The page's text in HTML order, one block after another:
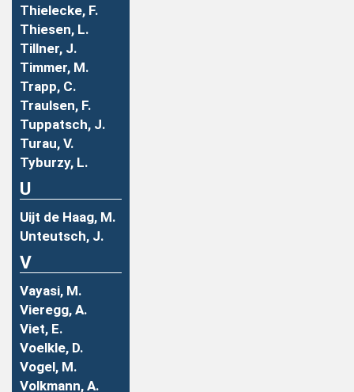
Thielecke, F.
Thiesen, L.
Tillner, J.
Timmer, M.
Trapp, C.
Traulsen, F.
Tuppatsch, J.
Turau, V.
Tyburzy, L.
U
Uijt de Haag, M.
Unteutsch, J.
V
Vayasi, M.
Vieregg, A.
Viet, E.
Voelkle, D.
Vogel, M.
Volkmann, A.